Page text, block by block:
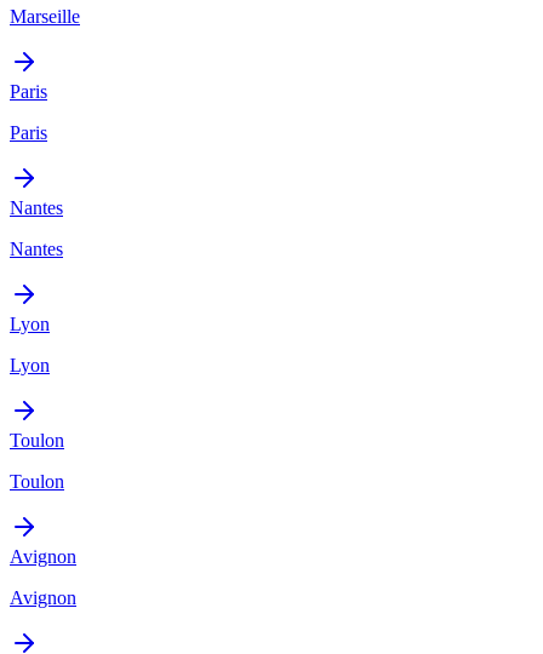
Marseille
Paris
Paris
Nantes
Nantes
Lyon
Lyon
Toulon
Toulon
Avignon
Avignon